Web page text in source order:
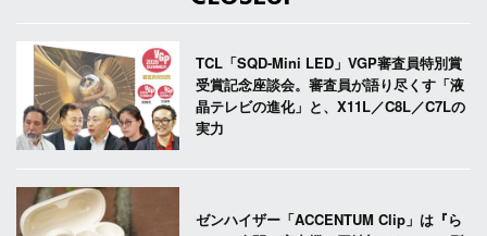
TCL「SQD-Mini LED」VGP審査員特別賞
受賞記念座談会。審査員が語り尽くす「液
晶テレビの進化」と、X11L／C8L／C7Lの
実力
ゼンハイザー「ACCENTUM Clip」は『ら